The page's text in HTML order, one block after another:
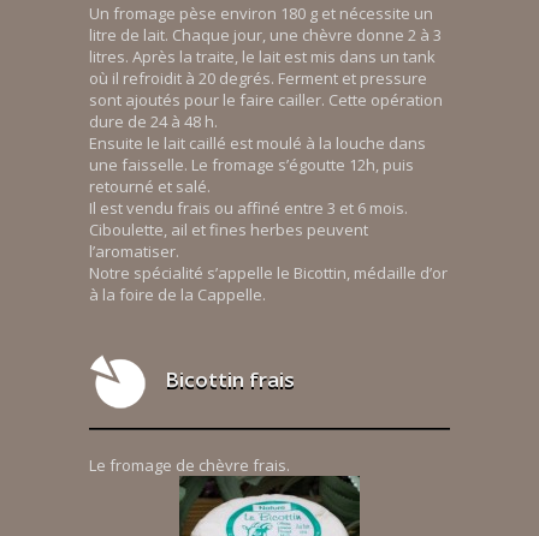
Un fromage pèse environ 180 g et nécessite un
litre de lait. Chaque jour, une chèvre donne 2 à 3
litres. Après la traite, le lait est mis dans un tank
où il refroidit à 20 degrés. Ferment et pressure
sont ajoutés pour le faire cailler. Cette opération
dure de 24 à 48 h.
Ensuite le lait caillé est moulé à la louche dans
une faisselle. Le fromage s’égoutte 12h, puis
retourné et salé.
Il est vendu frais ou affiné entre 3 et 6 mois.
Ciboulette, ail et fines herbes peuvent
l’aromatiser.
Notre spécialité s’appelle le Bicottin, médaille d’or
à la foire de la Cappelle.
Bicottin frais
Le fromage de chèvre frais.